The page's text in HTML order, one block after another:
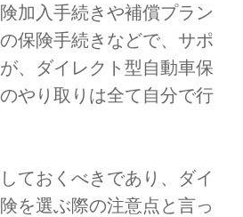
加入手続きや補償プラン
保険手続きなどで、サポ
、ダイレクト型自動車保
やり取りは全て自分で行
ておくべきであり、ダイ
を選ぶ際の注意点と言っ